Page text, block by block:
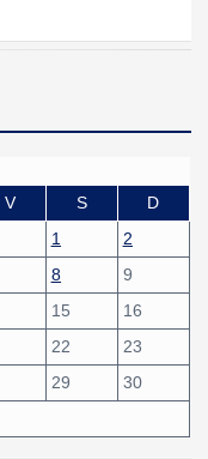
V S
D
1
2
8
9
15
16
22
23
29
30